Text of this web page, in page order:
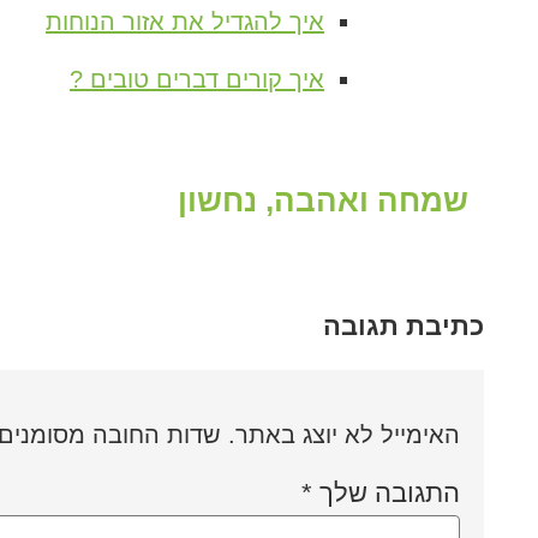
איך להגדיל את אזור הנוחות
איך קורים דברים טובים ?
שמחה ואהבה, נחשון
כתיבת תגובה
האימייל לא יוצג באתר. שדות החובה
התגובה שלך *